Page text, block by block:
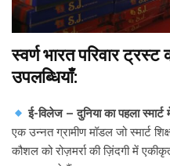
स्वर्ण भारत परिवार
उपलब्धियाँ:
ई-विलेज – दुनिया का पहला स्मार्ट
एक उन्नत ग्रामीण मॉडल जो स्मार्ट
कौशल को रोज़मर्रा की ज़िंदगी में